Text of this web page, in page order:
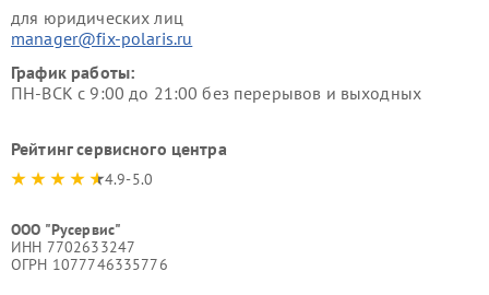
для юридических лиц
manager@fix-polaris.ru
График работы:
ПН-ВСК с 9:00 до 21:00 без перерывов и выходных
Рейтинг сервисного центра
4.9-5.0
ООО "Русервис"
ИНН 7702633247
ОГРН 1077746335776